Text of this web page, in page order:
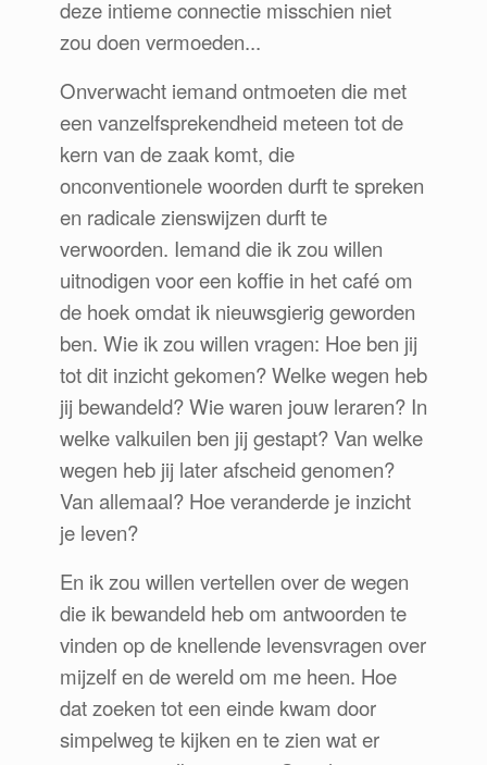
deze intieme connectie misschien niet
zou doen vermoeden...
Onverwacht iemand ontmoeten die met
een vanzelfsprekendheid meteen tot de
kern van de zaak komt, die
onconventionele woorden durft te spreken
en radicale zienswijzen durft te
verwoorden. Iemand die ik zou willen
uitnodigen voor een koffie in het café om
de hoek omdat ik nieuwsgierig geworden
ben. Wie ik zou willen vragen: Hoe ben jij
tot dit inzicht gekomen? Welke wegen heb
jij bewandeld? Wie waren jouw leraren? In
welke valkuilen ben jij gestapt? Van welke
wegen heb jij later afscheid genomen?
Van allemaal? Hoe veranderde je inzicht
je leven?
En ik zou willen vertellen over de wegen
die ik bewandeld heb om antwoorden te
vinden op de knellende levensvragen over
mijzelf en de wereld om me heen. Hoe
dat zoeken tot een einde kwam door
simpelweg te kijken en te zien wat er